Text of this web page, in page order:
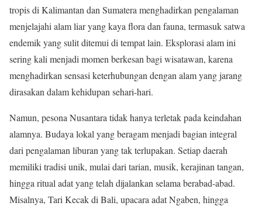
tropis di Kalimantan dan Sumatera menghadirkan pengalaman
menjelajahi alam liar yang kaya flora dan fauna, termasuk satwa
endemik yang sulit ditemui di tempat lain. Eksplorasi alam ini
sering kali menjadi momen berkesan bagi wisatawan, karena
menghadirkan sensasi keterhubungan dengan alam yang jarang
dirasakan dalam kehidupan sehari-hari.
Namun, pesona Nusantara tidak hanya terletak pada keindahan
alamnya. Budaya lokal yang beragam menjadi bagian integral
dari pengalaman liburan yang tak terlupakan. Setiap daerah
memiliki tradisi unik, mulai dari tarian, musik, kerajinan tangan,
hingga ritual adat yang telah dijalankan selama berabad-abad.
Misalnya, Tari Kecak di Bali, upacara adat Ngaben, hingga